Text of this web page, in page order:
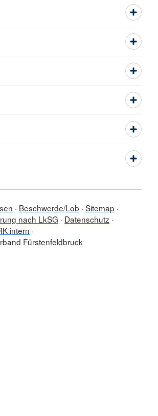
Beschwerde/Lob Sitemap
nach LkSG
Datenschutz
intern
Fürstenfeldbruck